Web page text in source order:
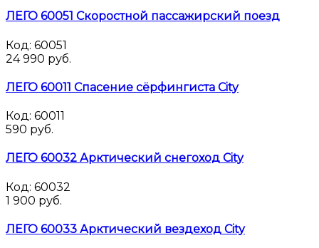
ЛЕГО 60051 Скоростной пассажирский поезд
Код: 60051
24 990 руб.
ЛЕГО 60011 Спасение сёрфингиста City
Код: 60011
590 руб.
ЛЕГО 60032 Арктический снегоход City
Код: 60032
1 900 руб.
ЛЕГО 60033 Арктический вездеход City